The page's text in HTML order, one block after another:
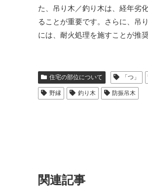
た、吊り木／釣り木は、経年劣
ることが重要です。さらに、吊
には、耐火処理を施すことが推
住宅の部位について 「つ」
野縁 釣り木 防振吊木
関連記事